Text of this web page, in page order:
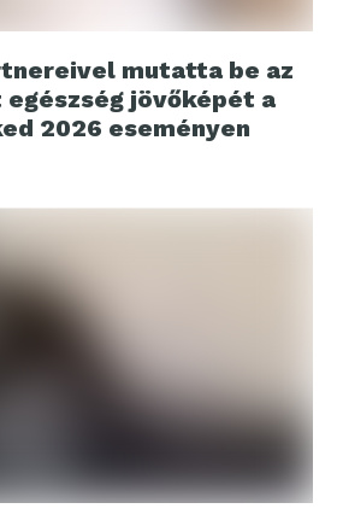
mutatta be az
jövőképét a
2026 eseményen